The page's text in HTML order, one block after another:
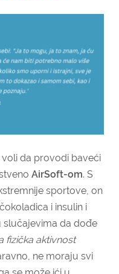
da provodi baveći
AirSoft-om. S
sportove, on
i insulin i
slučajevima da dođe
fizička aktivnost
ne moraju svi